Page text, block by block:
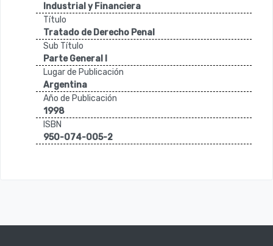
Industrial y Financiera
Título
Tratado de Derecho Penal
Sub Título
Parte General I
Lugar de Publicación
Argentina
Año de Publicación
1998
ISBN
950-074-005-2